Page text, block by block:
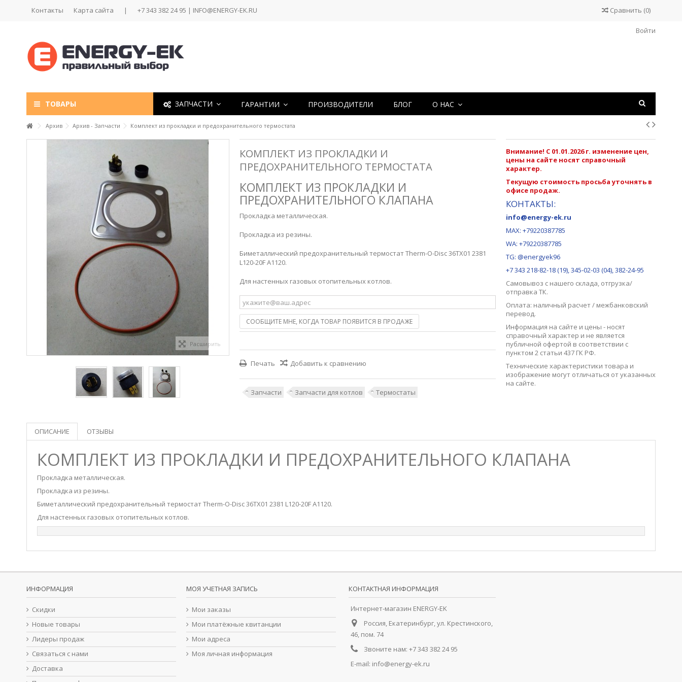
Контакты Карта сайта | +7 343 382 24 95 | INFO@ENERGY-EK.RU Сравнить (0)
Войти
ТОВАРЫ ЗАПЧАСТИ ГАРАНТИИ ПРОИЗВОДИТЕЛИ БЛОГ О НАС
Архив Архив - Запчасти Комплект из прокладки и предохранительного термостата
Расширить
КОМПЛЕКТ ИЗ ПРОКЛАДКИ И
ПРЕДОХРАНИТЕЛЬНОГО ТЕРМОСТАТА
КОМПЛЕКТ ИЗ ПРОКЛАДКИ И
ПРЕДОХРАНИТЕЛЬНОГО КЛАПАНА
Прокладка металлическая.
Прокладка из резины.
Биметаллический предохранительный термостат Therm-O-Disc 36TX01 2381
L120-20F A1120.
Для настенных газовых отопительных котлов.
СООБЩИТЕ МНЕ, КОГДА ТОВАР ПОЯВИТСЯ В ПРОДАЖЕ
Печать Добавить к сравнению
Запчасти Запчасти для котлов Термостаты
Внимание! С 01.01.2026 г. изменение цен,
цены на сайте носят справочный
характер.
Текущую стоимость просьба уточнять в
офисе продаж.
КОНТАКТЫ:
info@energy-ek.ru
MAX: +79220387785
WA: +79220387785
TG: @energyek96
+7 343 218-82-18 (19), 345-02-03 (04), 382-24-95
Самовывоз с нашего склада, отгрузка/
отправка ТК.
Оплата: наличный расчет / межбанковский
перевод.
Информация на сайте и цены - носят
справочный характер и не является
публичной офертой в соответствии с
пунктом 2 статьи 437 ГК РФ.
Технические характеристики товара и
изображение могут отличаться от указанных
на сайте.
ОПИСАНИЕ ОТЗЫВЫ
КОМПЛЕКТ ИЗ ПРОКЛАДКИ И ПРЕДОХРАНИТЕЛЬНОГО КЛАПАНА
Прокладка металлическая.
Прокладка из резины.
Биметаллический предохранительный термостат Therm-O-Disc 36TX01 2381 L120-20F A1120.
Для настенных газовых отопительных котлов.
ИНФОРМАЦИЯ
Скидки
Новые товары
Лидеры продаж
Связаться с нами
Доставка
МОЯ УЧЕТНАЯ ЗАПИСЬ
Мои заказы
Мои платёжные квитанции
Мои адреса
Моя личная информация
КОНТАКТНАЯ ИНФОРМАЦИЯ
Интернет-магазин ENERGY-EK
Россия, Екатеринбург, ул. Крестинского,
46, пом. 74
Звоните нам: +7 343 382 24 95
E-mail: info@energy-ek.ru